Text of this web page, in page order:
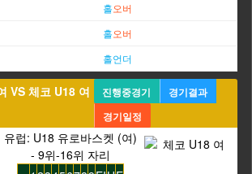
홀오버
홀오버
홀언더
VS 체코 U18 여
진행중경기
경기결과
경기일정
유럽: U18 유로바스켓 (여)
- 9위-16위 자리